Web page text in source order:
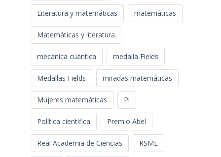
Literatura y matemáticas matemáticas
Matemáticas y literatura
mecánica cuántica medalla Fields
Medallas Fields miradas matemáticas
Mujeres matemáticas Pi
Política científica Premio Abel
Real Academia de Ciencias RSME